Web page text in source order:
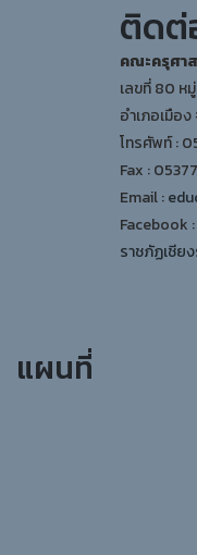
ติดต่
คณะครุศา
เลขที่ 80 ห
อำเภอเมือ
โทรศัพท์ :
Fax :
Email :
Facebook :
ราชภัฏเชีย
แผนที่